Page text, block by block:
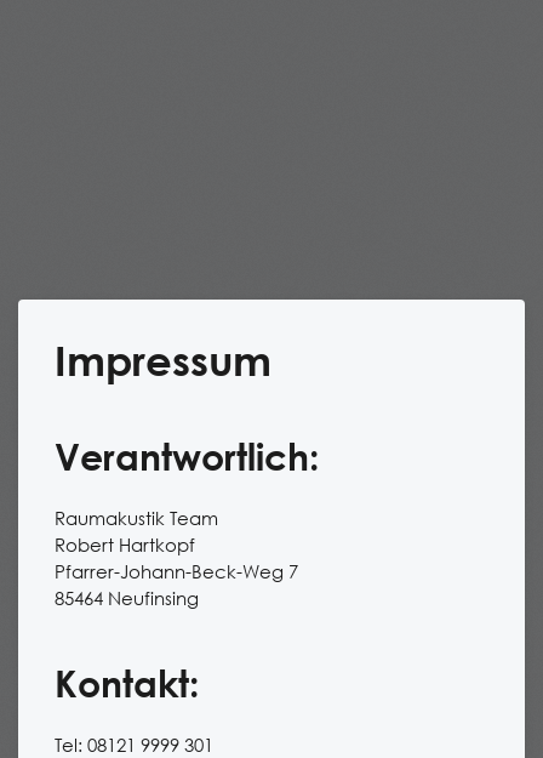
Impressum
Verantwortlich:
Raumakustik Team
Robert Hartkopf
Pfarrer-Johann-Beck-Weg 7
85464 Neufinsing
Kontakt:
Tel: 08121 9999 301